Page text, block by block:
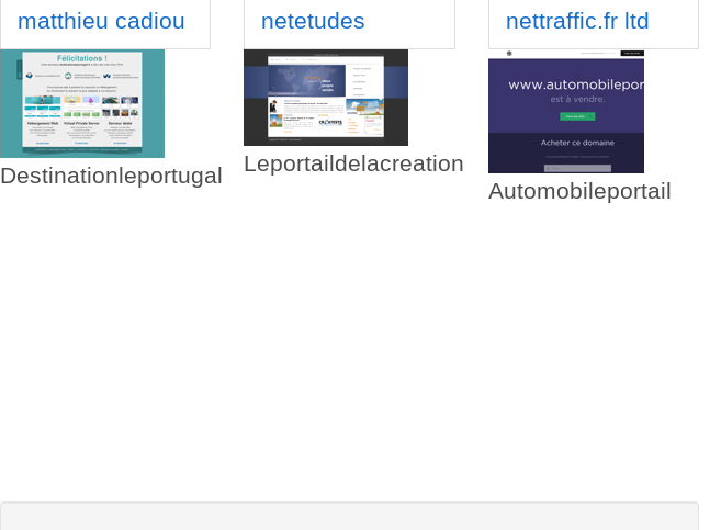
matthieu cadiou
Destinationleportugal
netetudes
Leportaildelacreation
nettraffic.fr ltd
Automobileportail